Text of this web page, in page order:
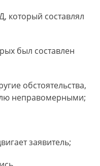
который составлял
был составлен
обстоятельства,
неправомерными;
заявитель;